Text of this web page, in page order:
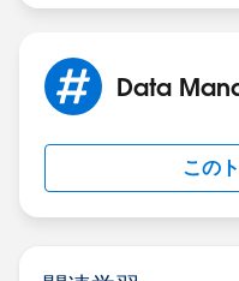
Data
この